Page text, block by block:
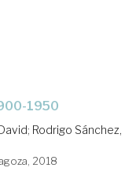
1950
; Rodrigo Sánchez,
2018